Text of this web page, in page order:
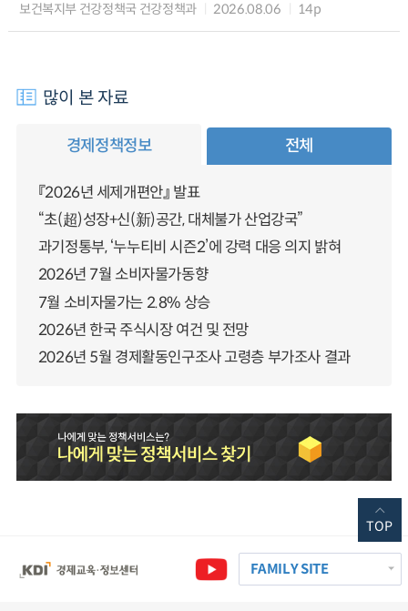
보건복지부 건강정책국 건강정책과 2026.08.06 14p
많이 본 자료
경제정책정보 전체
『2026년 세제개편안』 발표
“초(超)성장+신(新)공간, 대체불가 산업강국”
과기정통부, ‘누누티비 시즌2’에 강력 대응 의지 밝혀
2026년 7월 소비자물가동향
7월 소비자물가는 2.8% 상승
2026년 한국 주식시장 여건 및 전망
2026년 5월 경제활동인구조사 고령층 부가조사 결과
FAMILY SITE
TOP